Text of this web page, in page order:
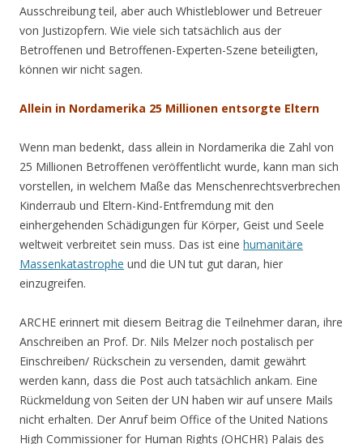
Ausschreibung teil, aber auch Whistleblower und Betreuer
von Justizopfern. Wie viele sich tatsächlich aus der
Betroffenen und Betroffenen-Experten-Szene beteiligten,
können wir nicht sagen.
Allein in Nordamerika 25 Millionen entsorgte Eltern
Wenn man bedenkt, dass allein in Nordamerika die Zahl von
25 Millionen Betroffenen veröffentlicht wurde, kann man sich
vorstellen, in welchem Maße das Menschenrechtsverbrechen
Kinderraub und Eltern-Kind-Entfremdung mit den
einhergehenden Schädigungen für Körper, Geist und Seele
weltweit verbreitet sein muss. Das ist eine humanitäre
Massenkatastrophe und die UN tut gut daran, hier
einzugreifen.
ARCHE erinnert mit diesem Beitrag die Teilnehmer daran, ihre
Anschreiben an Prof. Dr. Nils Melzer noch postalisch per
Einschreiben/ Rückschein zu versenden, damit gewährt
werden kann, dass die Post auch tatsächlich ankam. Eine
Rückmeldung von Seiten der UN haben wir auf unsere Mails
nicht erhalten. Der Anruf beim Office of the United Nations
High Commissioner for Human Rights (OHCHR) Palais des